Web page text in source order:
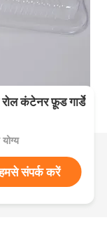
कंटेनर फ़ूड गार्डे
संपर्क करें